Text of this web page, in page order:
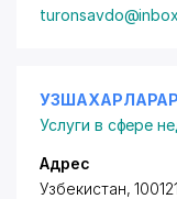
Услуги в сфере
Адрес
Узбекистан,